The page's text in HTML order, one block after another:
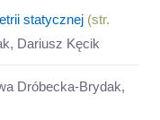
statycznej (str.
Dariusz Kęcik
Dróbecka-Brydak,